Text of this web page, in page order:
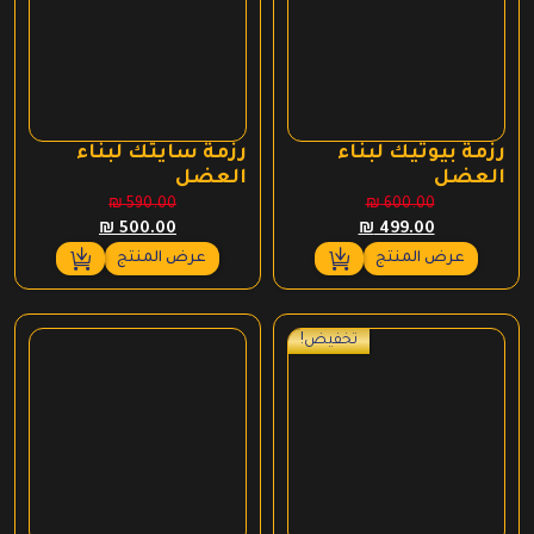
رزمة بيوتيك لبناء
العضل
₪600.00
السعر
الأصلي
هو:
₪ 600.00.
₪499.00
الحالي
هو:
₪ 499.00.
عرض المنتج
رزمة سايتك لبناء
العضل
₪590.00
السعر
الأصلي
هو:
₪ 590.00.
₪500.00
الحالي
هو:
₪ 500.00.
عرض المنتج
تخفيض!